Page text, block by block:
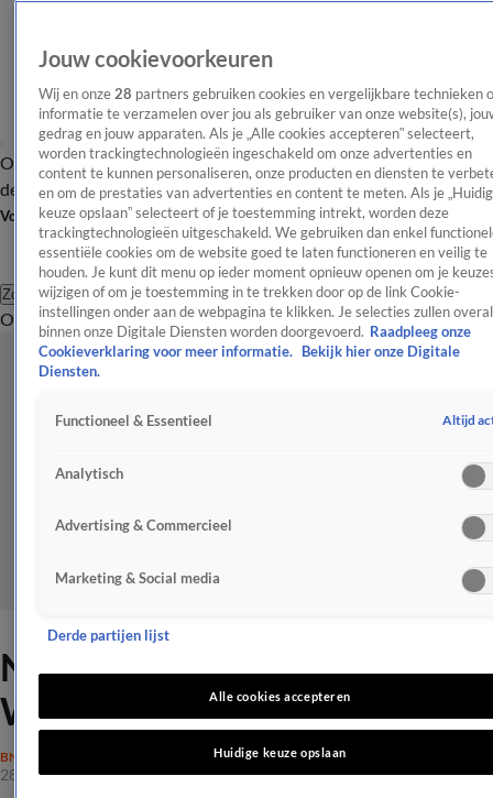
OverzichtAfleveringen Entertainment TV Algemeen
Tip
de redactieNieuwsbrief
Volg Shownieuws
Zoeken
OverzichtEntertainmentSpraakmakendRealityCrimeVideo's
Nieuwe uitdaging voor
Winston Gerschtanowitz
BN'ERS
28 aug 2025, 17:57
Jouw cookievoorkeuren
Wij en onze 28 partners gebruiken cookies en vergelijkbare technieken
informatie te verzamelen over jou als gebruiker van onze website(s),
gedrag en jouw apparaten. Als je „Alle cookies accepteren” selecteert,
worden trackingtechnologieën ingeschakeld om onze advertenties en
content te kunnen personaliseren, onze producten en diensten te
en om de prestaties van advertenties en content te meten. Als je
keuze opslaan” selecteert of je toestemming intrekt, worden deze
trackingtechnologieën uitgeschakeld. We gebruiken dan enkel
essentiële cookies om de website goed te laten functioneren en veilig te
houden. Je kunt dit menu op ieder moment opnieuw openen om je
wijzigen of om je toestemming in te trekken door op de link Cookie-
instellingen onder aan de webpagina te klikken. Je selecties zullen overal
binnen onze Digitale Diensten worden doorgevoerd. Raadpleeg onze
Cookieverklaring voor meer informatie.
Bekijk hier onze Digitale
Diensten.
Functioneel & Essentieel Altijd
Analytisch
Advertising & Commercieel
Marketing & Social media
Derde partijen lijst
Alle cookies accepteren
Huidige keuze opslaan